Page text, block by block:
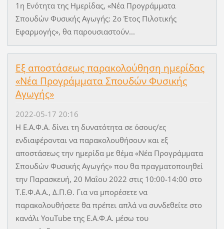
1η Ενότητα της Ημερίδας, «Νέα Προγράμματα
Σπουδών Φυσικής Αγωγής: 2ο Έτος Πιλοτικής
Εφαρμογής», θα παρουσιαστούν...
Εξ αποστάσεως παρακολούθηση ημερίδας
«Νέα Προγράμματα Σπουδών Φυσικής
Αγωγής»
2022-05-17 20:16
Η Ε.Α.Φ.Α. δίνει τη δυνατότητα σε όσους/ες
ενδιαφέρονται να παρακολουθήσουν και εξ
αποστάσεως την ημερίδα με θέμα «Νέα Προγράμματα
Σπουδών Φυσικής Αγωγής» που θα πραγματοποιηθεί
την Παρασκευή, 20 Μαΐου 2022 στις 10:00-14:00 στο
Τ.Ε.Φ.Α.Α., Δ.Π.Θ. Για να μπορέσετε να
παρακολουθήσετε θα πρέπει απλά να συνδεθείτε στο
κανάλι YouTube της Ε.Α.Φ.Α. μέσω του